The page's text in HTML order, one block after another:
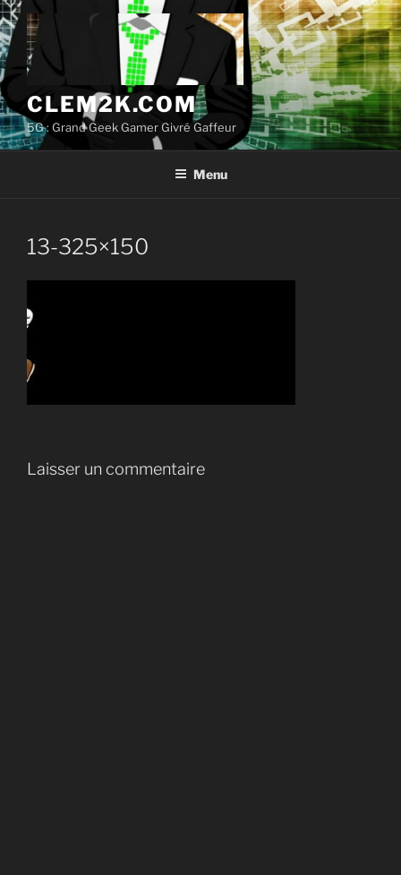
Aller
au
contenu
principal
CLEM2K.COM
5G : Grand Geek Gamer Givré Gaffeur
Menu
13-325×150
Laisser un commentaire